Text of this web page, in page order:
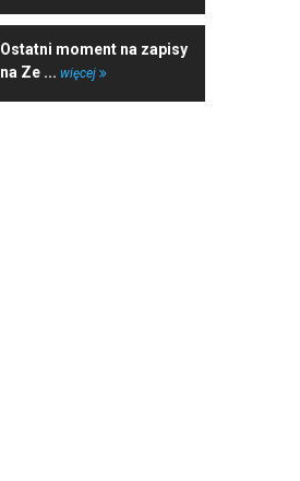
Ostatni moment na zapisy
na Ze ... więcej